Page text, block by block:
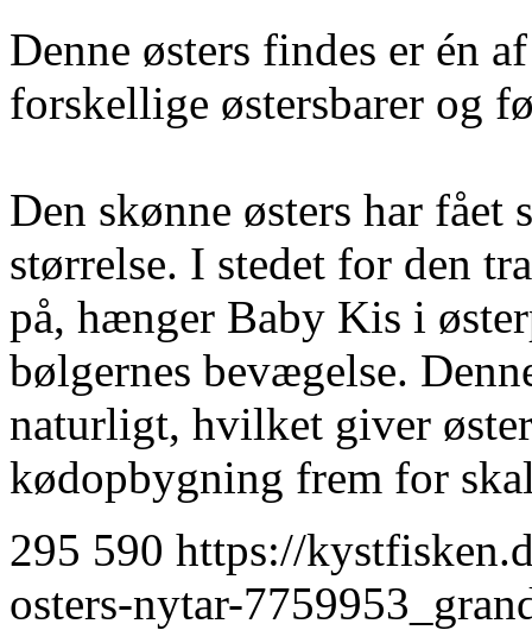
Denne østers findes er én
forskellige østersbarer og
Den skønne østers har
størrelse. I stedet for den
på, hænger Baby Kis i
bølgernes bevægelse.
naturligt, hvilket giver
kødopbygning frem for
295 590 https://
osters-nytar-